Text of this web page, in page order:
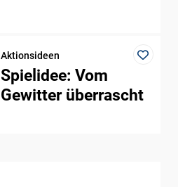
Aktionsideen
Spielidee: Vom
Gewitter überrascht